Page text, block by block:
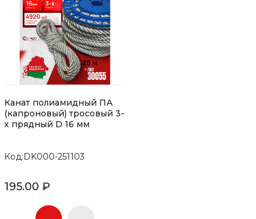
Канат полиамидный ПА
(капроновый) тросовый 3-
х прядный D 16 мм
Код:DK000-251103
195.00 ₽